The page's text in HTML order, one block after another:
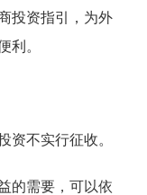
投资指引，为外
利。
不实行征收。
的需要，可以依